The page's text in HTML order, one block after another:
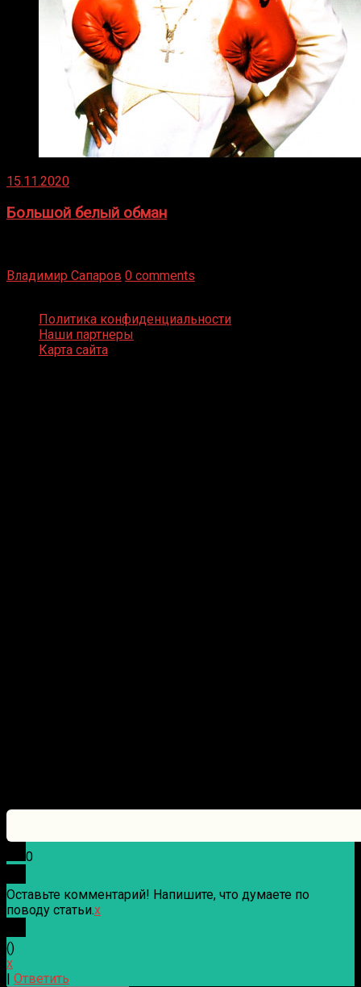
15.11.2020
Большой белый обман
Владимир Сапаров 0 comments
Политика конфиденциальности
Наши партнеры
Карта сайта
0
Оставьте комментарий! Напишите, что думаете по
поводу статьи.x
()
x
| Ответить